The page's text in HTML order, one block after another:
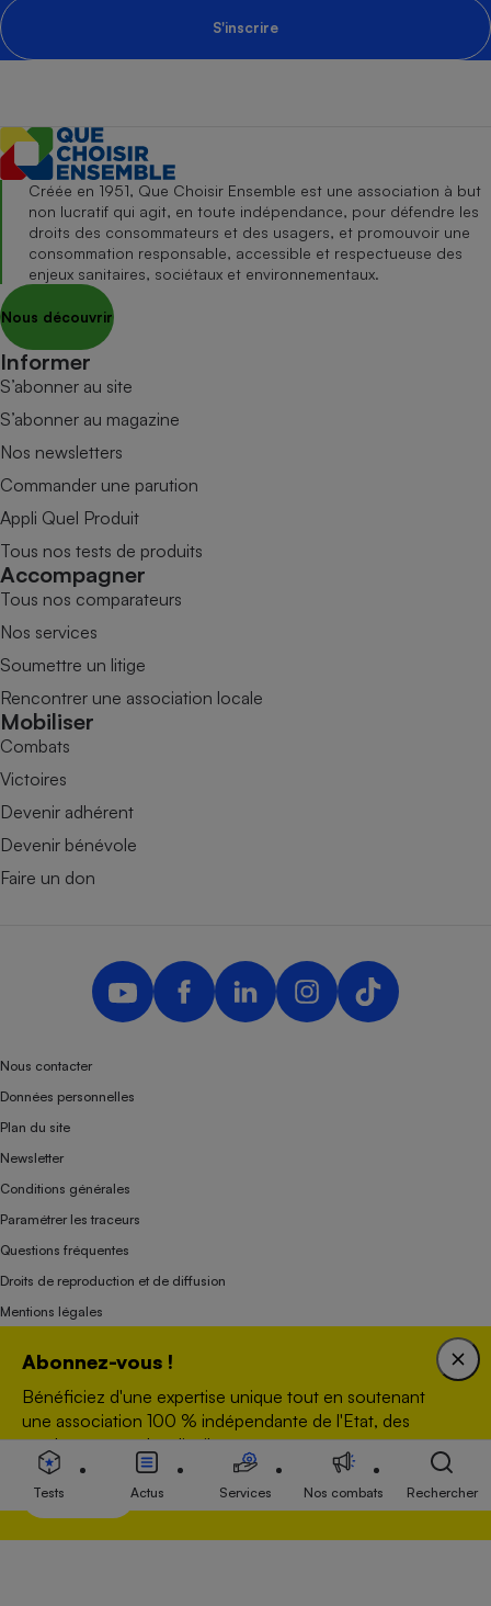
S'inscrire
S’abonner
Abonnez-vous !
Bénéficiez d'une expertise unique tout en soutenant
une association 100 % indépendante de l'Etat, des
producteurs et des distributeurs.
Voir nos offres
Créée en 1951, Que Choisir Ensemble est une association à but
non lucratif qui agit, en toute indépendance, pour défendre les
droits des consommateurs et des usagers, et promouvoir une
consommation responsable, accessible et respectueuse des
enjeux sanitaires, sociétaux et environnementaux.
Nous découvrir
Informer
S’abonner au site
S’abonner au magazine
Nos newsletters
Commander une parution
Appli Quel Produit
Tous nos tests de produits
Accompagner
Tous nos comparateurs
Nos services
Soumettre un litige
Rencontrer une association locale
Mobiliser
Combats
Victoires
Devenir adhérent
Devenir bénévole
Faire un don
Nous contacter
Données personnelles
Plan du site
Newsletter
Conditions générales
Paramétrer les traceurs
Questions fréquentes
Droits de reproduction et de diffusion
Mentions légales
Association indépendante de l’État, des syndicats, des producteurs et des
distributeurs depuis 1951.
Tests Actus Services Nos combats Rechercher